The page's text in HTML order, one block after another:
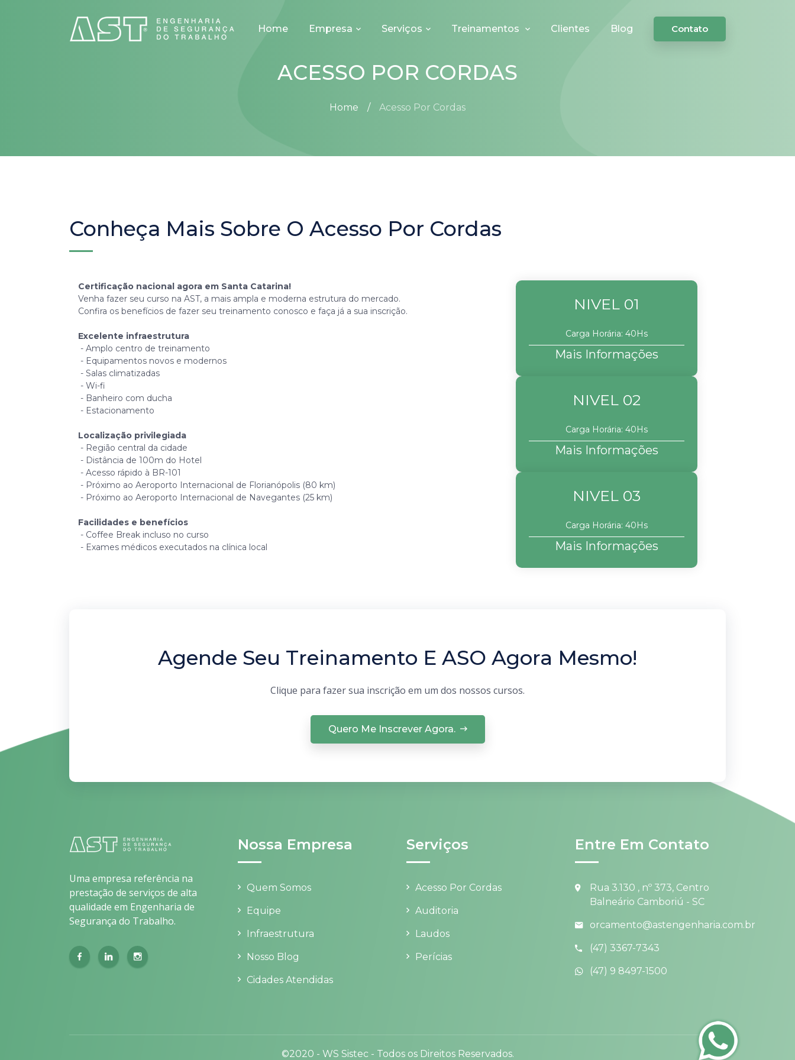
Home Empresa Serviços Treinamentos Clientes Blog Contato
ACESSO POR CORDAS
Home Acesso Por Cordas
Conheça Mais Sobre O Acesso Por Cordas
Certificação nacional agora em Santa Catarina!
Venha fazer seu curso na AST, a mais ampla e moderna estrutura do mercado.
Confira os benefícios de fazer seu treinamento conosco e faça já a sua inscrição.
Excelente infraestrutura
- Amplo centro de treinamento
- Equipamentos novos e modernos
- Salas climatizadas
- Wi-fi
- Banheiro com ducha
- Estacionamento
Localização privilegiada
- Região central da cidade
- Distância de 100m do Hotel
- Acesso rápido à BR-101
- Próximo ao Aeroporto Internacional de Florianópolis (80 km)
- Próximo ao Aeroporto Internacional de Navegantes (25 km)
Facilidades e benefícios
- Coffee Break incluso no curso
- Exames médicos executados na clínica local
NIVEL 01
Carga Horária: 40Hs
Mais Informações
NIVEL 02
Carga Horária: 40Hs
Mais Informações
NIVEL 03
Carga Horária: 40Hs
Mais Informações
Agende Seu Treinamento E ASO Agora Mesmo!
Clique para fazer sua inscrição em um dos nossos cursos.
Quero Me Inscrever Agora.
Uma empresa referência na
prestação de serviços de alta
qualidade em Engenharia de
Segurança do Trabalho.
Nossa Empresa
Quem Somos
Equipe
Infraestrutura
Nosso Blog
Cidades Atendidas
Serviços
Acesso Por Cordas
Auditoria
Laudos
Perícias
Entre Em Contato
Rua 3.130 , nº 373, Centro
Balneário Camboriú - SC
orcamento@astengenharia.com.br
(47) 3367-7343
(47) 9 8497-1500
©2020 - WS Sistec - Todos os Direitos Reservados.